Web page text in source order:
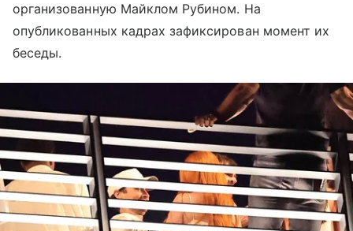
организованную Майклом Рубином. На
опубликованных кадрах зафиксирован момент их
беседы.